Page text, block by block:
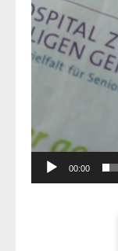
00:00